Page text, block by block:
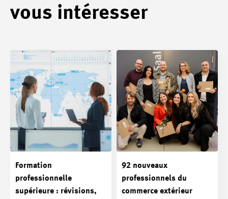
vous intéresser
Formation
professionnelle
supérieure : révisions,
92 nouveaux
professionnels du
commerce extérieur